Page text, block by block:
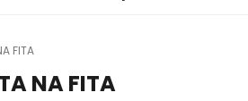
FITA
NA FITA